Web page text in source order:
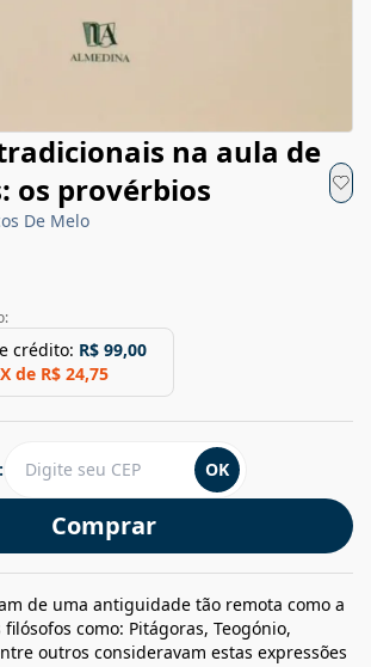
na aula de
os provérbios
De Melo
crédito: R$ 99,00
X de R$ 24,75
Comprar
OK
de uma antiguidade tão remota como a
como: Pitágoras, Teogónio,
outros consideravam estas expressões